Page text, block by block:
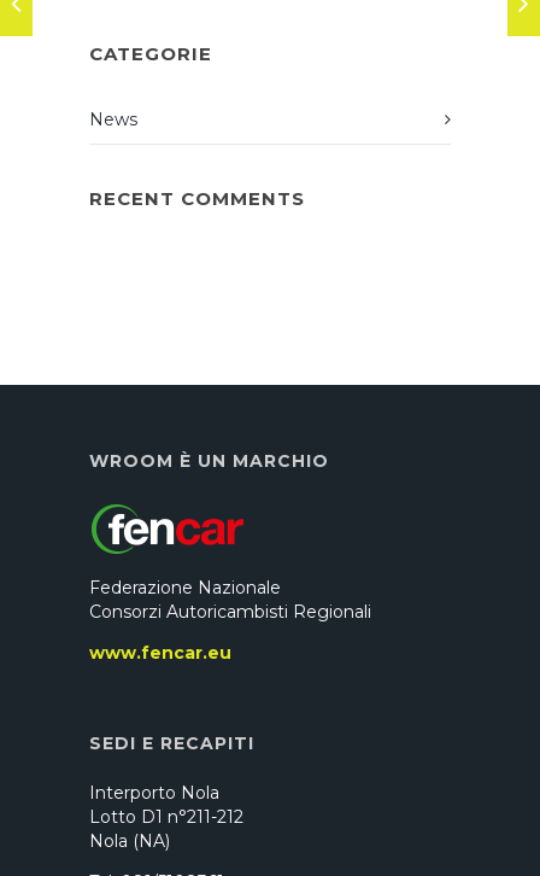
CATEGORIE
News
RECENT COMMENTS
WROOM È UN MARCHIO
Federazione Nazionale
Consorzi Autoricambisti Regionali
www.fencar.eu
SEDI E RECAPITI
Interporto Nola
Lotto D1 n°211-212
Nola (NA)